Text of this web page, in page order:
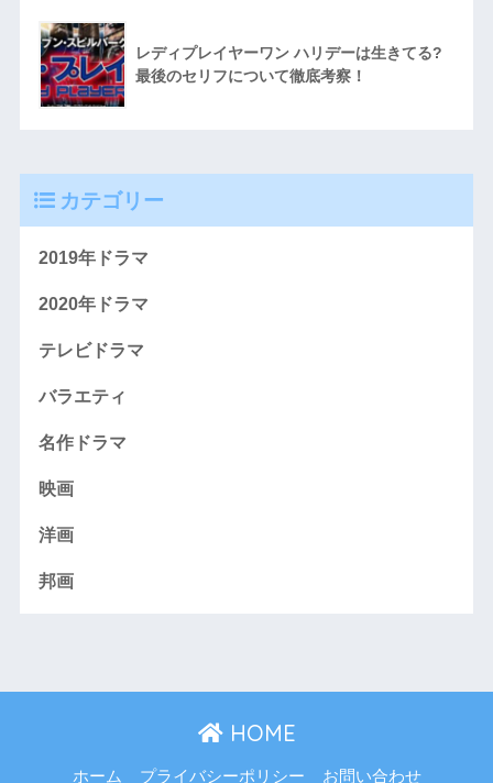
レディプレイヤーワン ハリデーは生きてる?
最後のセリフについて徹底考察！
カテゴリー
2019年ドラマ
2020年ドラマ
テレビドラマ
バラエティ
名作ドラマ
映画
洋画
邦画
HOME
ホーム プライバシーポリシー お問い合わせ